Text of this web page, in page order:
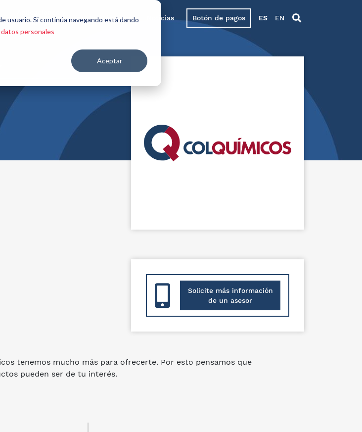
usuario. Si continúa navegando está dando
personales
Aceptar
mercados
Contáctenos Noticias Botón de pagos ES EN
Solicite más información
de un asesor
tenemos mucho más para ofrecerte. Por esto pensamos que
pueden ser de tu interés.